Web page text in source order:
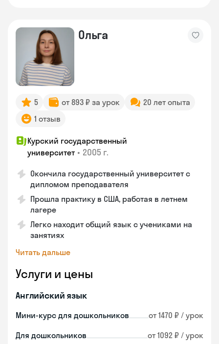
Ольга
5 от 893 ₽ за урок
20 лет опыта
1 отзыв
Курский государственный
университет • 2005 г.
Окончила государственный университет с
дипломом преподавателя
Прошла практику в США, работая в летнем
лагере
Легко находит общий язык с учениками на
занятиях
Читать дальше
Услуги и цены
Английский язык
Мини-курс для дошкольников от 1470 ₽ / урок
Для дошкольников от 1092 ₽ / урок